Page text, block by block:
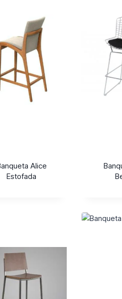
Alice
Estofada